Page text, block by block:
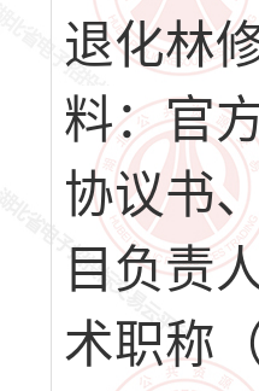
退化林
料：官
协议书
目负责
术职称